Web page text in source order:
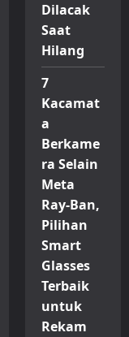
Dilacak
Saat
Hilang
7
Kacamat
a
Berkame
ra Selain
Meta
Ray-Ban,
Pilihan
Smart
Glasses
Terbaik
untuk
Rekam